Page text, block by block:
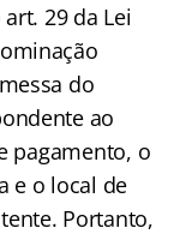
29 da Lei
do
ao
pagamento, o
e o local de
Portanto,